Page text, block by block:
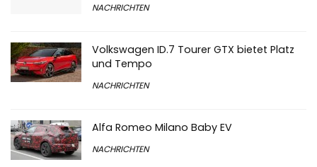
NACHRICHTEN
Volkswagen ID.7 Tourer GTX bietet Platz
und Tempo
NACHRICHTEN
Alfa Romeo Milano Baby EV
NACHRICHTEN